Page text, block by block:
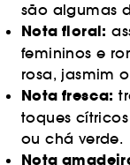
são algumas
Nota floral:
femininos e
rosa, jasmim
Nota fresca:
toques
ou chá verde.
Nota